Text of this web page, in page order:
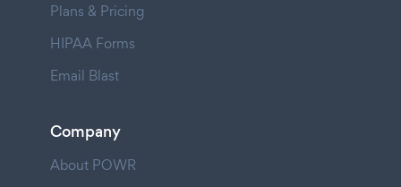
Plans & Pricing
HIPAA Forms
Email Blast
Company
About POWR